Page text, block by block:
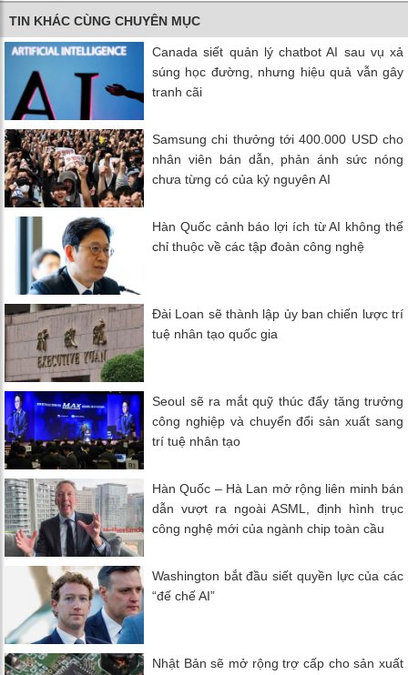
TIN KHÁC CÙNG CHUYÊN MỤC
Canada siết quản lý chatbot AI sau vụ xả
súng học đường, nhưng hiệu quả vẫn gây
tranh cãi
Samsung chi thưởng tới 400.000 USD cho
nhân viên bán dẫn, phản ánh sức nóng
chưa từng có của kỷ nguyên AI
Hàn Quốc cảnh báo lợi ích từ AI không thể
chỉ thuộc về các tập đoàn công nghệ
Đài Loan sẽ thành lập ủy ban chiến lược trí
tuệ nhân tạo quốc gia
Seoul sẽ ra mắt quỹ thúc đẩy tăng trưởng
công nghiệp và chuyển đổi sản xuất sang
trí tuệ nhân tạo
Hàn Quốc – Hà Lan mở rộng liên minh bán
dẫn vượt ra ngoài ASML, định hình trục
công nghệ mới của ngành chip toàn cầu
Washington bắt đầu siết quyền lực của các
“đế chế AI”
Nhật Bản sẽ mở rộng trợ cấp cho sản xuất